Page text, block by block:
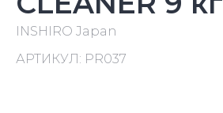
INSHIRO Japan
АРТИКУЛ: PR037